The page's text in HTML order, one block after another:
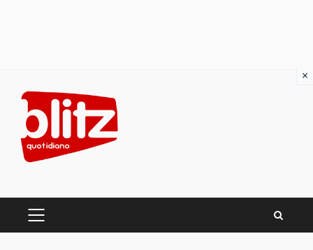
content
PRIMARY
×